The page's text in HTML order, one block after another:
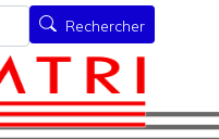
de
Rechercher